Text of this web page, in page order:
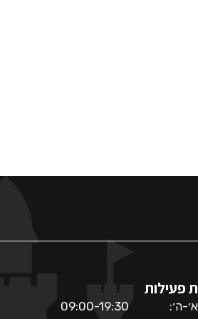
פעילות
ה׳:
09:00-19:30